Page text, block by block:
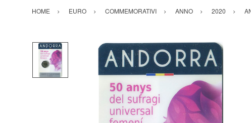
HOME EURO COMMEMORATIVI ANNO 2020